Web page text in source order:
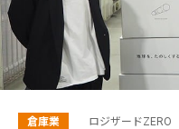
倉庫業 ロジザードZERO